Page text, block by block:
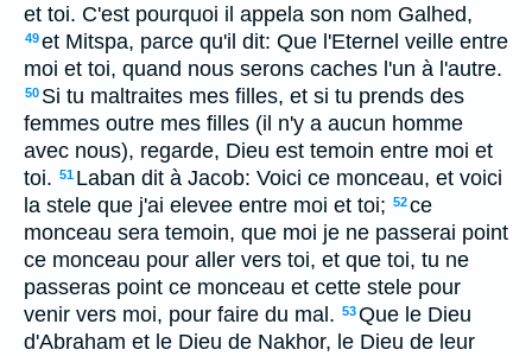
et toi. C'est pourquoi il appela son nom Galhed,
49et Mitspa, parce qu'il dit: Que l'Eternel veille entre
moi et toi, quand nous serons caches l'un à l'autre.
50 Si tu maltraites mes filles, et si tu prends des
femmes outre mes filles (il n'y a aucun homme
avec nous), regarde, Dieu est temoin entre moi et
toi. 51 Laban dit à Jacob: Voici ce monceau, et voici
la stele que j'ai elevee entre moi et toi; 52ce
monceau sera temoin, que moi je ne passerai point
ce monceau pour aller vers toi, et que toi, tu ne
passeras point ce monceau et cette stele pour
venir vers moi, pour faire du mal. 53Que le Dieu
d'Abraham et le Dieu de Nakhor, le Dieu de leur